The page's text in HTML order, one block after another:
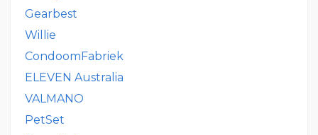
Gearbest
Willie
CondoomFabriek
ELEVEN Australia
VALMANO
PetSet